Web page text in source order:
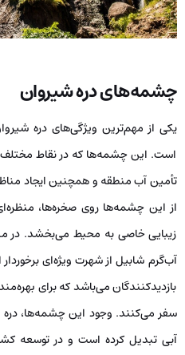
چشمه‌های دره شیروان
یکی از مهم‌ترین ویژگی‌های دره
است. این چشمه‌ها که در نقاط مختلف
تأمین آب منطقه و همچنین ایجاد
از این چشمه‌ها روی صخره‌ها،
زیبایی خاصی به محیط می‌بخشد.
آب‌گرم شابیل از شهرت ویژه‌ای
بازدیدکنندگان می‌باشد که برای
سفر می‌کنند. وجود این چشمه‌ها، دره
آبی تبدیل کرده است و در توسعه